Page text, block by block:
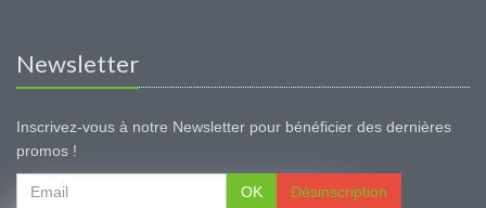
Newsletter
Inscrivez-vous à notre Newsletter pour bénéficier des dernières
promos !
OK Désinscription